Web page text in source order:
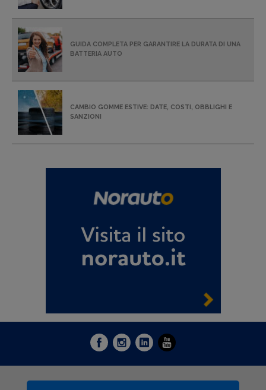
GUIDA COMPLETA PER GARANTIRE LA DURATA DI UNA
BATTERIA AUTO
CAMBIO GOMME ESTIVE: DATE, COSTI, OBBLIGHI E
SANZIONI